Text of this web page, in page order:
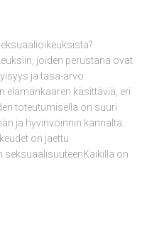
joiden perustana ovat
ja tasa-arvo.
elämänkaaren käsittäviä, eri
toteutumisella on suuri
ja hyvinvoinnin kannalta.
on jaettu
seksuaalisuuteenKaikilla on